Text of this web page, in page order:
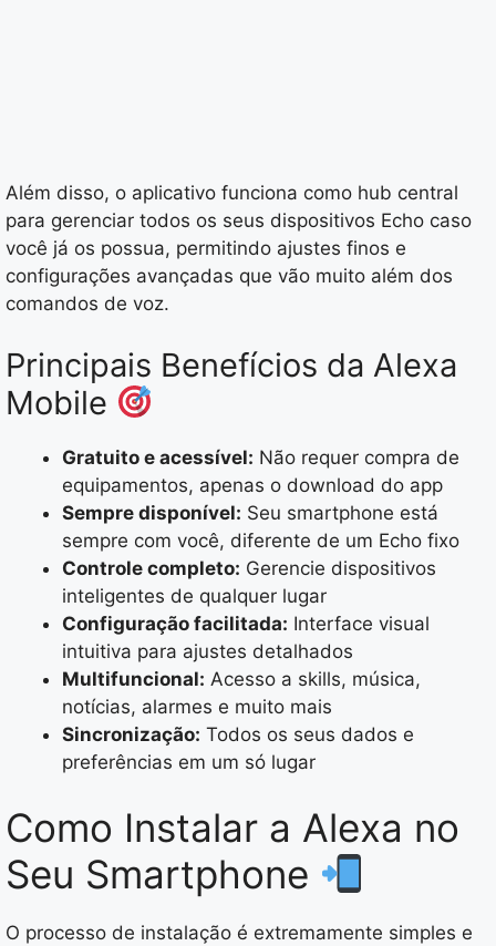
Além disso, o aplicativo funciona como hub central
para gerenciar todos os seus dispositivos Echo caso
você já os possua, permitindo ajustes finos e
configurações avançadas que vão muito além dos
comandos de voz.
Principais Benefícios da Alexa
Mobile
Gratuito e acessível: Não requer compra de
equipamentos, apenas o download do app
Sempre disponível: Seu smartphone está
sempre com você, diferente de um Echo fixo
Controle completo: Gerencie dispositivos
inteligentes de qualquer lugar
Configuração facilitada: Interface visual
intuitiva para ajustes detalhados
Multifuncional: Acesso a skills, música,
notícias, alarmes e muito mais
Sincronização: Todos os seus dados e
preferências em um só lugar
Como Instalar a Alexa no
Seu Smartphone
O processo de instalação é extremamente simples e